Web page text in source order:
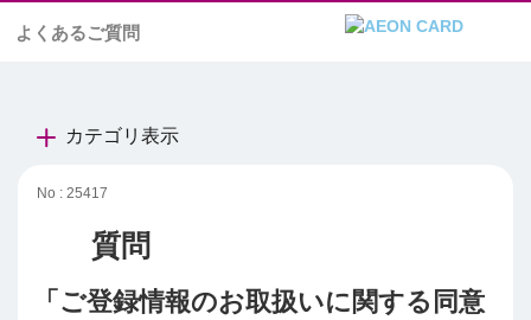
よくあるご質問
カテゴリ表示
No : 25417
「ご登録情報のお取扱いに関する同意